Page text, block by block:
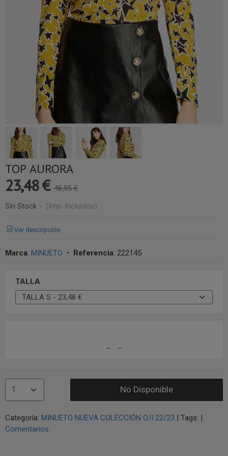
TOP AURORA
23,48 € 46,95 €
Sin Stock - (Imp. Incluidos)
Ver descripción
Marca: MINUETO • Referencia: 222145
TALLA
No Disponible
Categoría: MINUETO NUEVA COLECCIÓN O/I 22/23 | Tags: |
Comentarios